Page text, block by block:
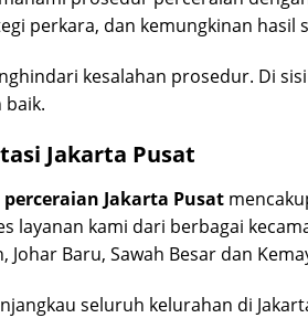
perkara, dan kemungkinan hasil
kesalahan prosedur. Di
baik.
Jakarta Pusat
Jakarta Pusat
layanan kami dari berbagai
Johar Baru, Sawah Besar dan
seluruh kelurahan di